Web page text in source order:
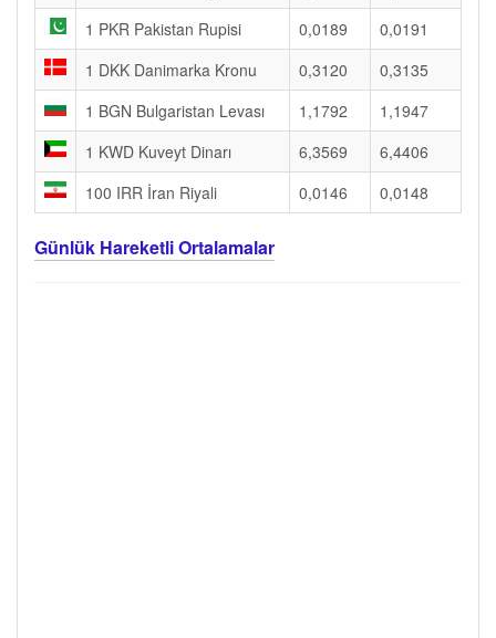
1 PKR Pakistan Rupisi
0,0189
0,0191
1 DKK Danimarka Kronu
0,3120
0,3135
1 BGN Bulgaristan Levası
1,1792
1,1947
1 KWD Kuveyt Dinarı
6,3569
6,4406
100 IRR İran Riyali
0,0146 0,0148
Günlük Hareketli Ortalamalar